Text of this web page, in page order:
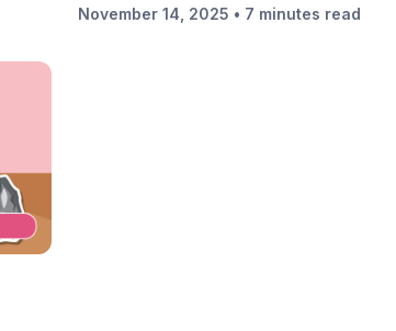
November 14, 2025 • 7 minutes read